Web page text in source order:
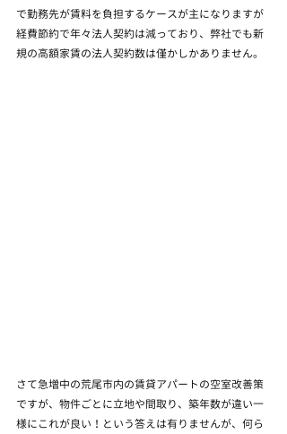
で勤務先が賃料を負担するケースが主になりますが
経費節約で年々法人契約は減っており、弊社でも新
規の高額家賃の法人契約数は僅かしかありません。
さて急増中の荒尾市内の賃貸アパートの空室改善策
ですが、物件ごとに立地や間取り、築年数が違い一
様にこれが良い！という答えは有りませんが、何ら